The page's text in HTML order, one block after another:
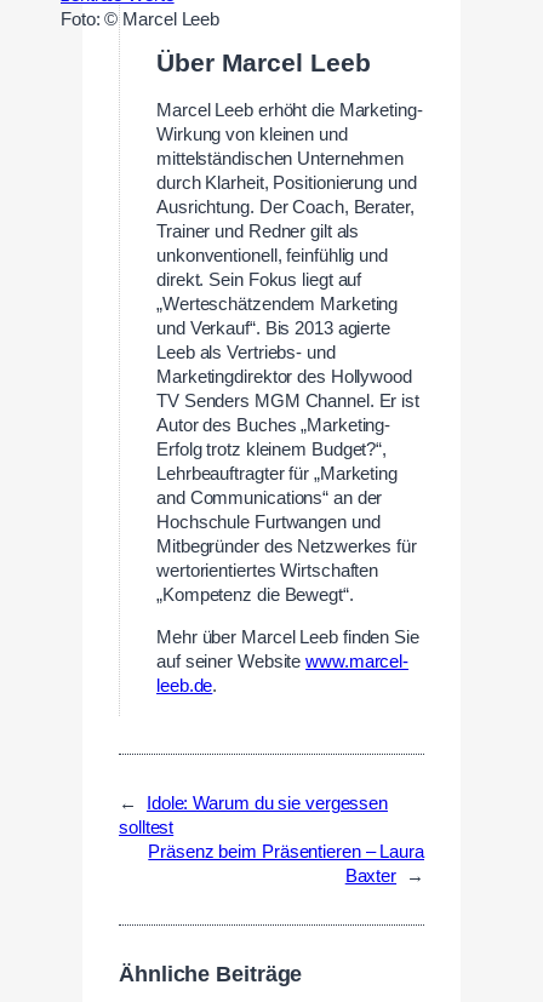
Foto: © Marcel Leeb
Über Marcel Leeb
Marcel Leeb erhöht die Marketing-
Wirkung von kleinen und
mittelständischen Unternehmen
durch Klarheit, Positionierung und
Ausrichtung. Der Coach, Berater,
Trainer und Redner gilt als
unkonventionell, feinfühlig und
direkt. Sein Fokus liegt auf
„Werteschätzendem Marketing
und Verkauf“. Bis 2013 agierte
Leeb als Vertriebs- und
Marketingdirektor des Hollywood
TV Senders MGM Channel. Er ist
Autor des Buches „Marketing-
Erfolg trotz kleinem Budget?“,
Lehrbeauftragter für „Marketing
and Communications“ an der
Hochschule Furtwangen und
Mitbegründer des Netzwerkes für
wertorientiertes Wirtschaften
„Kompetenz die Bewegt“.
Mehr über Marcel Leeb finden Sie
auf seiner Websitewww.marcel-
leeb.de.
←
Idole: Warum du sie vergessen
solltest
Präsenz beim Präsentieren – Laura
Baxter
→
Ähnliche Beiträge